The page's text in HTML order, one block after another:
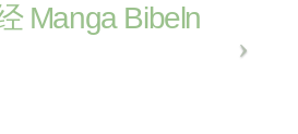
Manga Bibeln